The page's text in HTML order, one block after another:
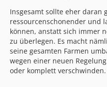
Insgesamt sollte eher daran
ressourcenschonender und
können, anstatt sich immer
zu überlegen. Es macht
seine gesamten Farmen
wegen einer neuen
oder komplett verschwinden.